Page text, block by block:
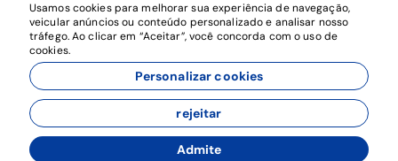
Se inscrever
© 2026 dubaihayalim.com.tr. Todos os direitos reservados.
Usamos cookies para melhorar sua experiência de navegação,
veicular anúncios ou conteúdo personalizado e analisar nosso
tráfego. Ao clicar em “Aceitar”, você concorda com o uso de
cookies.
Personalizar cookies
rejeitar
Admite